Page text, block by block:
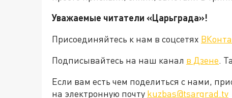
Уважаемые читатели «Царьграда»!
Присоединяйтесь к нам в соцсетях
Подписывайтесь на наш канал в Дзене.
Если вам есть чем поделиться с нами,
на электронную почту kuzbas@tsargrad.tv